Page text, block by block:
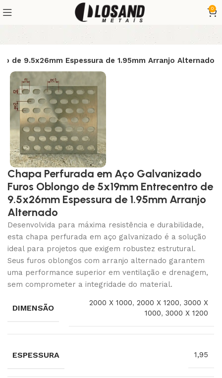
0
de 9.5x26mm Espessura de 1.95mm Arranjo Alternado
Chapa Perfurada em Aço Galvanizado
Furos Oblongo de 5x19mm Entrecentro de
9.5x26mm Espessura de 1.95mm Arranjo
Alternado
Desenvolvida para máxima resistência e durabilidade,
esta chapa perfurada em aço galvanizado é a solução
ideal para projetos que exigem robustez estrutural.
Seus furos oblongos com arranjo alternado garantem
uma performance superior em ventilação e drenagem,
sem comprometer a integridade do material.
DIMENSÃO
2000 X 1000,2000 X 1200,3000 X
1000,3000 X 1200
ESPESSURA 1,95